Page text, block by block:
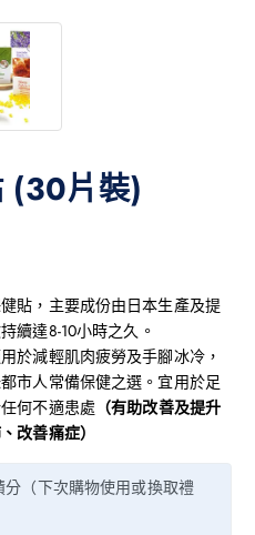
(30片裝)
貼，主要成份由日本生產及提
續達8-10小時之久。
於減輕肌肉疲勞及手腳冰冷，
市人常備保健之選。宜用於足
何不適患處 （有助改善及提升
改善痛症）
（下次購物使用或換取禮